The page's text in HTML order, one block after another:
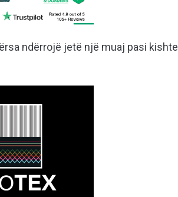
ndërrojë jetë një muaj pasi kishte